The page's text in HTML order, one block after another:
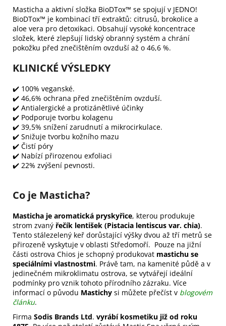
Masticha a aktivní složka BioDTox™ se spojují v JEDNO!
BioDTox™ je kombinací tří extraktů: citrusů, brokolice a
aloe vera pro detoxikaci. Obsahují vysoké koncentrace
složek, které zlepšují lidský obranný systém a chrání
pokožku před znečištěním ovzduší až o 46,6 %.
KLINICKÉ VÝSLEDKY
✔️ 100% veganské.
✔️ 46,6% ochrana před znečištěním ovzduší.
✔️ Antialergické a protizánětlivé účinky
✔️ Podporuje tvorbu kolagenu
✔️ 39,5% snížení zarudnutí a mikrocirkulace.
✔️ Snižuje tvorbu kožního mazu
✔️ Čistí póry
✔️ Nabízí přirozenou exfoliaci
✔️ 22% zvýšení pevnosti.
Co je Masticha?
Masticha je aromatická pryskyřice, kterou produkuje
strom zvaný řečík lentišek (Pistacia lentiscus var. chia).
Tento stálezelený keř dorůstající výšky dvou až tří metrů se
přirozeně vyskytuje v oblasti Středomoří. Pouze na jižní
části ostrova Chios je schopný produkovat mastichu se
speciálními vlastnostmi. Právě tam, na kamenité půdě a v
jedinečném mikroklimatu ostrova, se vytvářejí ideální
podmínky pro vznik tohoto přírodního zázraku. Více
informací o původu Mastichy si můžete přečíst v blogovém
článku.
Firma Sodis Brands Ltd. vyrábí kosmetiku již od roku